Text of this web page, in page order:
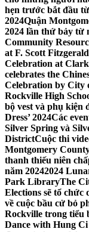
hẹn trước bắt đầu
2024Quận
2024 lần thứ bảy từ
Community
at F. Scott
Celebration at
celebrates the
Celebration by City
Rockville High
bộ vest và phụ kiện
Dress’ 2024Các
Silver Spring và
DistrictCuộc thi
Montgomery
thanh thiếu niên
năm 20242024
Park LibraryThe
Elections sẽ tổ chức
về cuộc bầu cử bỏ
Rockville trong tiểu
Dance with Hung